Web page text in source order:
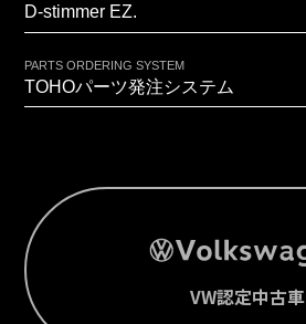
D-stimmer EZ.
PARTS ORDERING SYSTEM
TOHOパーツ発注システム
VW認定中古車